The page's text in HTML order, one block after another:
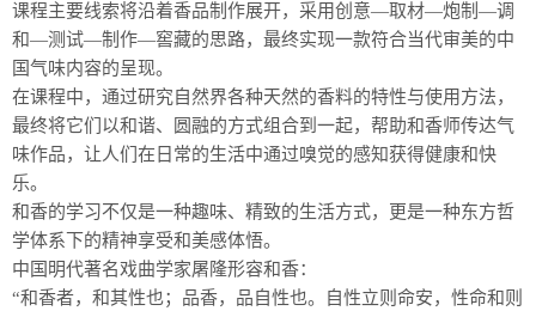
课程主要线索将沿着香品制作展开，采用创意—取材—炮制—调
和—测试—制作—窖藏的思路，最终实现一款符合当代审美的中
国气味内容的呈现。
在课程中，通过研究自然界各种天然的香料的特性与使用方法，
最终将它们以和谐、圆融的方式组合到一起，帮助和香师传达气
味作品，让人们在日常的生活中通过嗅觉的感知获得健康和快
乐。
和香的学习不仅是一种趣味、精致的生活方式，更是一种东方哲
学体系下的精神享受和美感体悟。
中国明代著名戏曲学家屠隆形容和香：
“和香者，和其性也；品香，品自性也。自性立则命安，性命和则